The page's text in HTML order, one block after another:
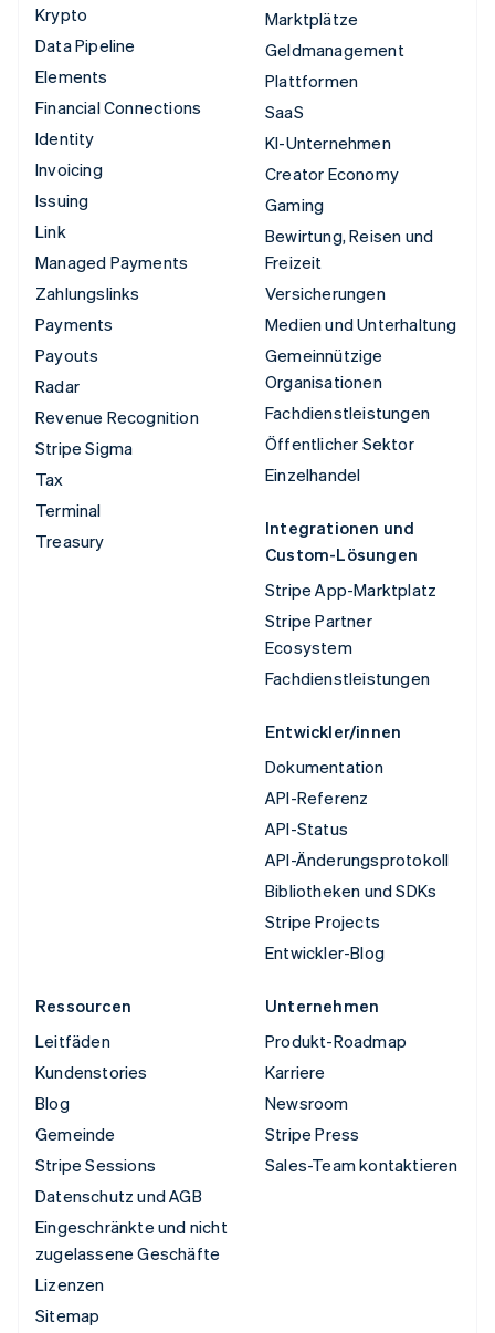
Krypto
Data Pipeline
Elements
Financial Connections
Identity
Invoicing
Issuing
Link
Managed Payments
Zahlungslinks
Payments
Payouts
Radar
Revenue Recognition
Stripe Sigma
Tax
Terminal
Treasury
Marktplätze
Geldmanagement
Plattformen
SaaS
KI-Unternehmen
Creator Economy
Gaming
Bewirtung, Reisen und
Freizeit
Versicherungen
Medien und Unterhaltung
Gemeinnützige
Organisationen
Fachdienstleistungen
Öffentlicher Sektor
Einzelhandel
Integrationen und
Custom-Lösungen
Stripe App-Marktplatz
Stripe Partner
Ecosystem
Fachdienstleistungen
Entwickler/innen
Dokumentation
API-Referenz
API-Status
API-Änderungsprotokoll
Bibliotheken und SDKs
Stripe Projects
Entwickler-Blog
Ressourcen
Leitfäden
Kundenstories
Blog
Gemeinde
Stripe Sessions
Datenschutz und AGB
Eingeschränkte und nicht
zugelassene Geschäfte
Lizenzen
Sitemap
Unternehmen
Produkt-Roadmap
Karriere
Newsroom
Stripe Press
Sales-Team kontaktieren